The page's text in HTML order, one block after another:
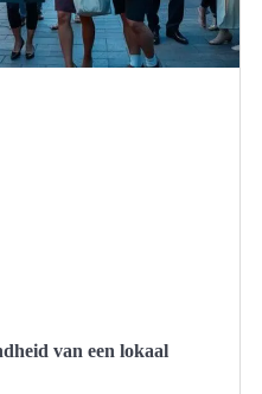
van een lokaal